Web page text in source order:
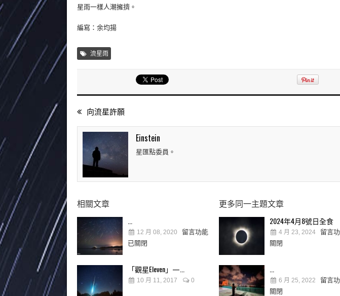
星雨一樣人潮擁擠。
編寫：余均揚
流星雨
向流星許願
Einstein
星匯點委員。
相關文章
12 月 08, 2020
留言功能
已關閉
「觀星Eleven」—...
10 月 11, 2017 0
更多同一主題文章
2024年4月8號日全食
4 月 23, 2024
留言
關閉
6 月 25, 2022
留言
關閉